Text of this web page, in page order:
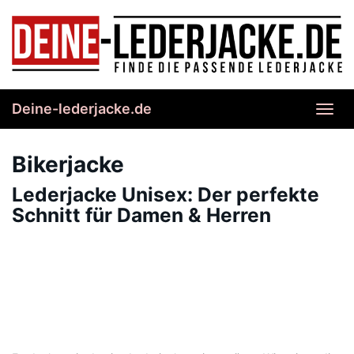
content
Deine-lederjacke.de
Bikerjacke
Lederjacke Unisex: Der perfekte
Schnitt für Damen & Herren